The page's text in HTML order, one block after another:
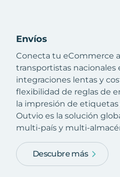
Envíos
Conecta tu eCommerce
transportistas nacionales
integraciones lentas y
flexibilidad de reglas de
la impresión de
Outvio es la solución
multi-país y multi-
Descubre más